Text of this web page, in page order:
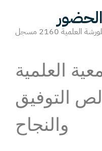
العلمية
التوفيق